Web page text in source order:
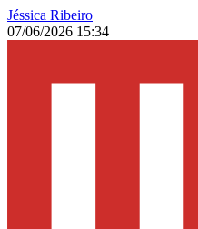
Jéssica Ribeiro
07/06/2026 15:34